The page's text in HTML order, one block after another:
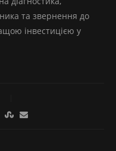
та звернення до
інвестицією у